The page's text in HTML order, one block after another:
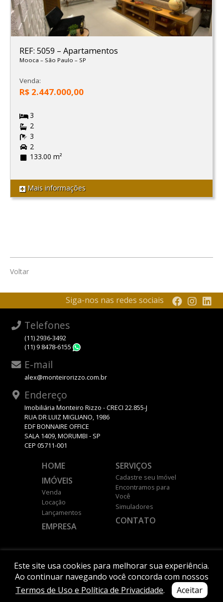
REF: 5059 – Apartamentos
Mooca – São Paulo – SP
Venda:
R$ 2.447.000,00
3
2
3
2
133.00 m²
Mais informações
Voltar
Este site usa cookies para melhorar sua experiência.
Ao continuar navegando você concorda com nossos
Termos de Uso e Política de Privacidade. Aceitar
Siga-nos nas redes sociais
Telefones
(11) 2936-3492
(11) 9 8478-6155
E-mail
alex@monteirorizzo.com.br
Endereço
Imobiliária Monteiro Rizzo - CRECI 22.855-J
RUA DR LUIZ MIGLIANO, 1986
EDF BONNAIRE OFFICE
SALA 1409, MORUMBI - SP
CEP 05711-001
HOME
IMÓVEIS
Venda
Locação
Lançamentos
EMPRESA
SERVIÇOS
Cadastre seu Imóvel
Encontramos para
Você
Simuladores
CONTATO
© 2026 MONTEIRO RIZZO.